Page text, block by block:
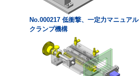
No.000217 低衝撃、一定力マニュアル
クランプ機構